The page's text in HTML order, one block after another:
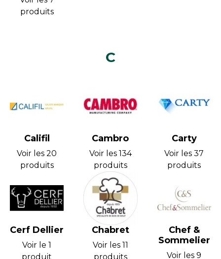
produits
C
Califil
Voir les 20
produits
Cambro
Voir les 134
produits
Carty
Voir les 37
produits
Cerf Dellier
Voir le 1
produit
Chabret
Voir les 11
produits
Chef &
Sommelier
Voir les 9